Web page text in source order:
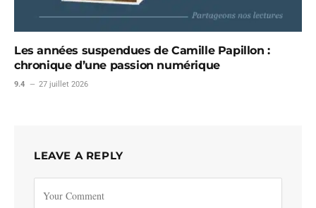
Les années suspendues de Camille Papillon :
chronique d’une passion numérique
9.4 27 juillet 2026
LEAVE A REPLY